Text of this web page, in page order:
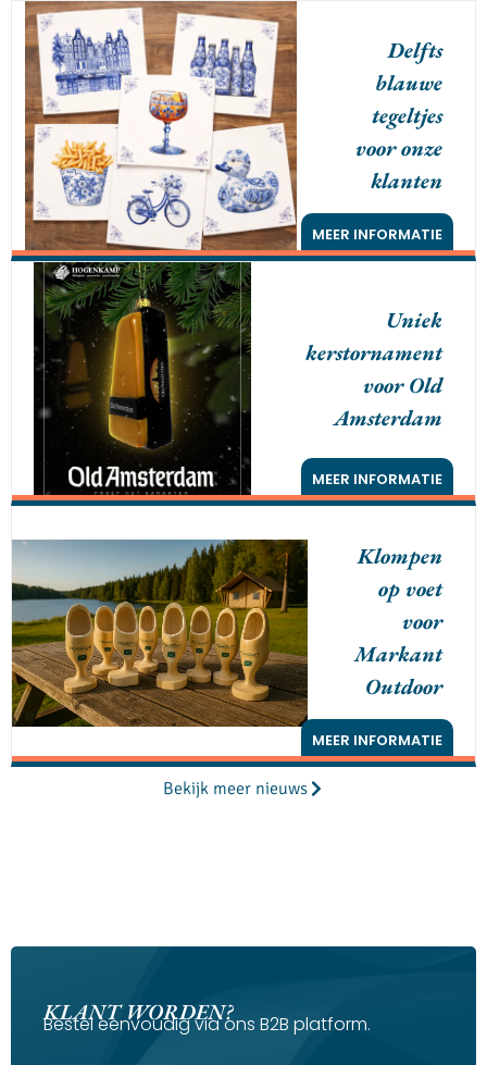
Delfts
blauwe
tegeltjes
voor onze
klanten
MEER INFORMATIE
Uniek
kerstornament
voor Old
Amsterdam
MEER INFORMATIE
Klompen
op voet
voor
Markant
Outdoor
MEER INFORMATIE
Bekijk meer nieuws
KLANT WORDEN?
Bestel eenvoudig via ons B2B platform.